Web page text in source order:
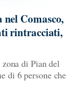
Comasco,
rintracciati,
di Pian del
di 6 persone che